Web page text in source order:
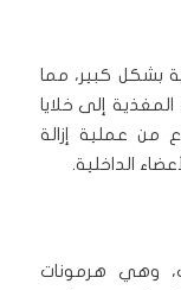
بشكل كبير، مما
إلى خلايا
من عملية إزالة
الداخلية.
وهي هرمونات